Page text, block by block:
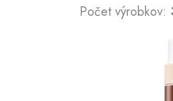
Počet výrobkov: